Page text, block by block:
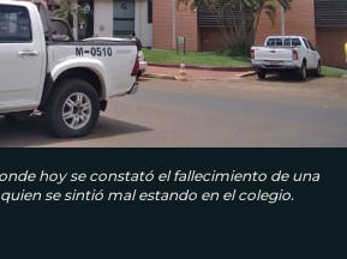
hoy se constató el fallecimiento de una
se sintió mal estando en el colegio.